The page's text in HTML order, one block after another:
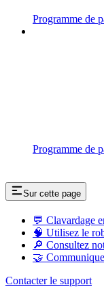
Programme de
Programme de
Sur cette page
💬 Clavardage
🧠 Utilisez le
🔎 Consultez
🤝
Contacter le support